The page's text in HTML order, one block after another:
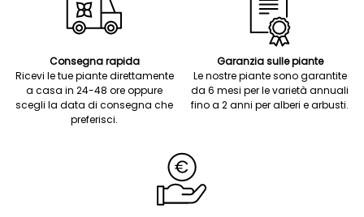
Consegna rapida
Ricevi le tue piante direttamente
a casa in 24-48 ore oppure
scegli la data di consegna che
preferisci.
Garanzia sulle piante
Le nostre piante sono garantite
da 6 mesi per le varietà annuali
fino a 2 anni per alberi e arbusti.